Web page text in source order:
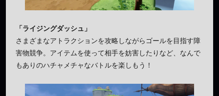
「ライジングダッシュ」
さまざまなアトラクションを攻略しながらゴールを目指す障
害物競争。アイテムを使って相手を妨害したりなど、なんで
もありのハチャメチャなバトルを楽しもう！